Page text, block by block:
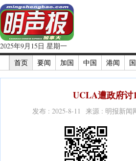
2025年9月15日 星期一
首页
要闻 加国 中国 港闻
UCLA遭政府讨
发布 : 2025-8-11 来源 : 明报新闻